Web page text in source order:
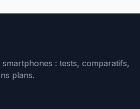
: tests, comparatifs,
plans.